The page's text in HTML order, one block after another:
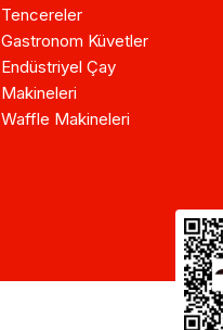
Tencereler
Gastronom Küvetler
Endüstriyel Çay
Makineleri
Waffle Makineleri